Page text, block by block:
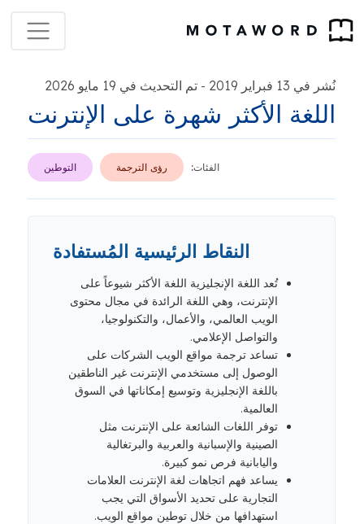
نُشر في 13 فبراير 2019 - تم التحديث في 19 مايو 2026
اللغة الأكثر شهرة على الإنترنت
الفئات: رؤى الترجمة التوطين
النقاط الرئيسية المُستفادة
تُعد اللغة الإنجليزية اللغة الأكثر شيوعاً على
الإنترنت، وهي اللغة الرائدة في مجال محتوى
الويب العالمي، والأعمال، والتكنولوجيا،
والتواصل الإعلامي.
تساعد ترجمة مواقع الويب الشركات على
الوصول إلى مستخدمي الإنترنت غير الناطقين
باللغة الإنجليزية وتوسيع إمكاناتها في السوق
العالمية.
توفر اللغات الشائعة على الإنترنت مثل
الصينية والإسبانية والعربية والبرتغالية
واليابانية فرص نمو كبيرة.
يساعد فهم اتجاهات لغة الإنترنت العلامات
التجارية على تحديد الأسواق التي يجب
استهدافها من خلال توطين مواقع الويب.